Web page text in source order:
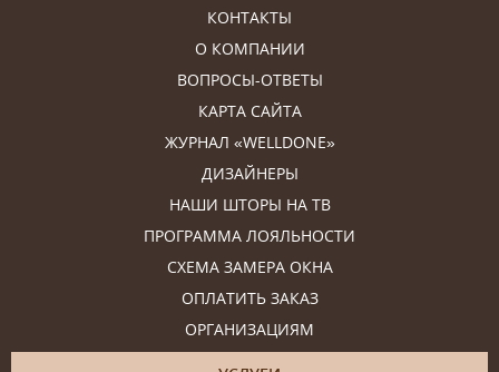
КОНТАКТЫ
О КОМПАНИИ
ВОПРОСЫ-ОТВЕТЫ
КАРТА САЙТА
ЖУРНАЛ «WELLDONE»
ДИЗАЙНЕРЫ
НАШИ ШТОРЫ НА ТВ
ПРОГРАММА ЛОЯЛЬНОСТИ
СХЕМА ЗАМЕРА ОКНА
ОПЛАТИТЬ ЗАКАЗ
ОРГАНИЗАЦИЯМ